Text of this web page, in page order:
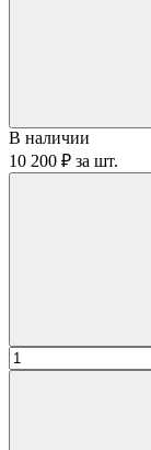
В наличии
10 200 ₽ за шт.